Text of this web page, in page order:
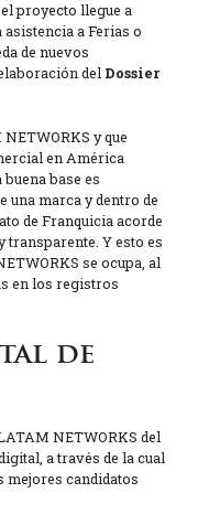
proyecto llegue a
a Ferias o
de nuevos
del Dossier
y que
en América
base es
marca y dentro de
de Franquicia acorde
transparente. Y esto es
se ocupa, al
en los registros
de
NETWORKS del
a través de la cual
mejores candidatos